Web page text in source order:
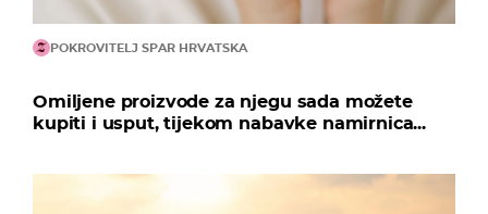
POKROVITELJ SPAR HRVATSKA
Omiljene proizvode za njegu sada možete
kupiti i usput, tijekom nabavke namirnica...